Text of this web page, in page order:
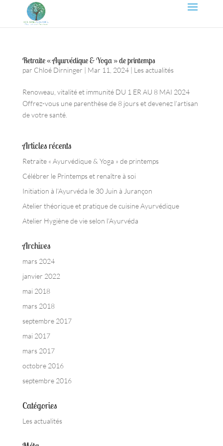
Retraite « Ayurvédique & Yoga » de printemps
par Chloé Dirninger | Mar 11, 2024| Les actualités
Renoweau, vitalité et immunité DU 1 ER AU 8 MAI 2024
Offrez-vous une parenthèse de 8 jours et devenez l’artisan
de votre santé.
Articles récents
Retraite « Ayurvédique & Yoga » de printemps
Célébrer le Printemps et renaître à soi
Initiation à l’Ayurvéda le 30 Juin à Jurançon
Atelier théorique et pratique de cuisine Ayurvédique
Atelier Hygiène de vie selon l’Ayurvéda
Archives
mars 2024
janvier 2022
mai 2018
mars 2018
septembre 2017
mai 2017
mars 2017
octobre 2016
septembre 2016
Catégories
Les actualités